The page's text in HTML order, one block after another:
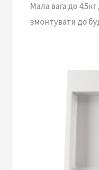
Мала вага до
змонтувати до